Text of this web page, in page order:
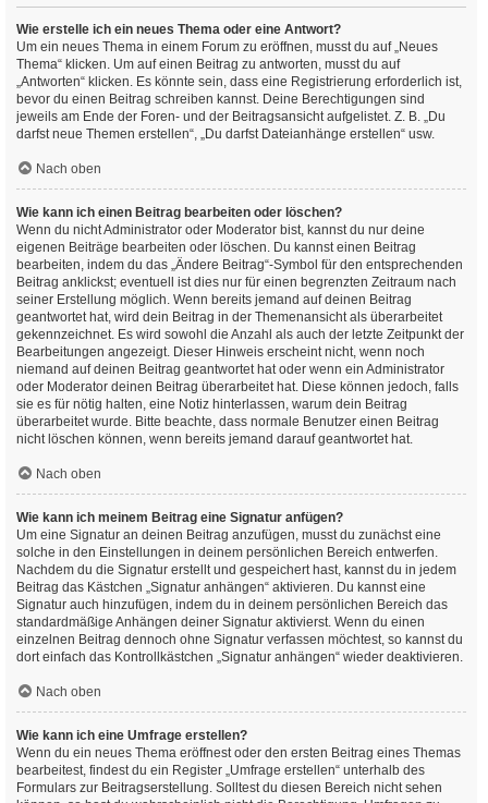
Wie erstelle ich ein neues Thema oder eine Antwort?
Um ein neues Thema in einem Forum zu eröffnen, musst du auf „Neues
Thema“ klicken. Um auf einen Beitrag zu antworten, musst du auf
„Antworten“ klicken. Es könnte sein, dass eine Registrierung erforderlich ist,
bevor du einen Beitrag schreiben kannst. Deine Berechtigungen sind
jeweils am Ende der Foren- und der Beitragsansicht aufgelistet. Z. B. „Du
darfst neue Themen erstellen“, „Du darfst Dateianhänge erstellen“ usw.
Nach oben
Wie kann ich einen Beitrag bearbeiten oder löschen?
Wenn du nicht Administrator oder Moderator bist, kannst du nur deine
eigenen Beiträge bearbeiten oder löschen. Du kannst einen Beitrag
bearbeiten, indem du das „Ändere Beitrag“-Symbol für den entsprechenden
Beitrag anklickst; eventuell ist dies nur für einen begrenzten Zeitraum nach
seiner Erstellung möglich. Wenn bereits jemand auf deinen Beitrag
geantwortet hat, wird dein Beitrag in der Themenansicht als überarbeitet
gekennzeichnet. Es wird sowohl die Anzahl als auch der letzte Zeitpunkt der
Bearbeitungen angezeigt. Dieser Hinweis erscheint nicht, wenn noch
niemand auf deinen Beitrag geantwortet hat oder wenn ein Administrator
oder Moderator deinen Beitrag überarbeitet hat. Diese können jedoch, falls
sie es für nötig halten, eine Notiz hinterlassen, warum dein Beitrag
überarbeitet wurde. Bitte beachte, dass normale Benutzer einen Beitrag
nicht löschen können, wenn bereits jemand darauf geantwortet hat.
Nach oben
Wie kann ich meinem Beitrag eine Signatur anfügen?
Um eine Signatur an deinen Beitrag anzufügen, musst du zunächst eine
solche in den Einstellungen in deinem persönlichen Bereich entwerfen.
Nachdem du die Signatur erstellt und gespeichert hast, kannst du in jedem
Beitrag das Kästchen „Signatur anhängen“ aktivieren. Du kannst eine
Signatur auch hinzufügen, indem du in deinem persönlichen Bereich das
standardmäßige Anhängen deiner Signatur aktivierst. Wenn du einen
einzelnen Beitrag dennoch ohne Signatur verfassen möchtest, so kannst du
dort einfach das Kontrollkästchen „Signatur anhängen“ wieder deaktivieren.
Nach oben
Wie kann ich eine Umfrage erstellen?
Wenn du ein neues Thema eröffnest oder den ersten Beitrag eines Themas
bearbeitest, findest du ein Register „Umfrage erstellen“ unterhalb des
Formulars zur Beitragserstellung. Solltest du diesen Bereich nicht sehen